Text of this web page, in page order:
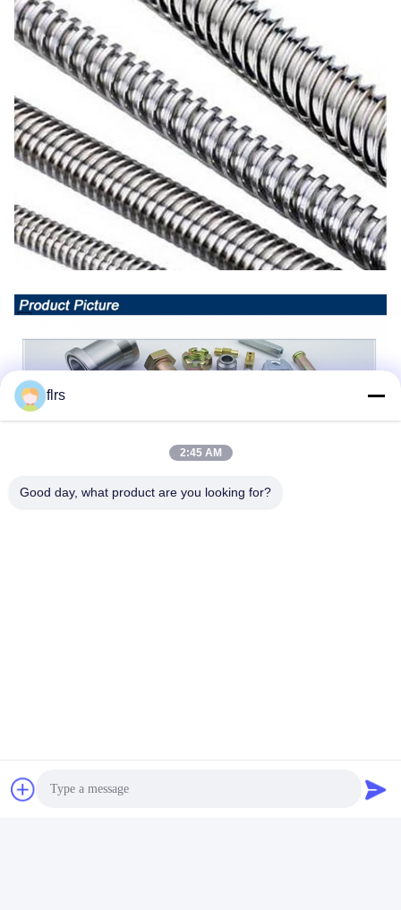
flrs
2:45 AM
Good day, what product are you looking for?